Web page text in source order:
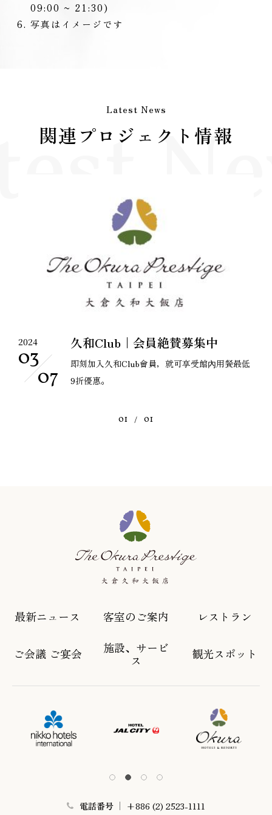
09:00 ~ 21:30)
写真はイメージです
Latest News
関連プロジェクト情報
2024
03
07
久和Club｜会員絶賛募集中
即刻加入久和Club會員，就可享受館內用餐最低
9折優惠。
01 / 01
最新ニュース 客室のご案内 レストラン
ご会議 ご宴会
施設、サービ
ス
観光スポット
電話番号 +886 (2) 2523-1111